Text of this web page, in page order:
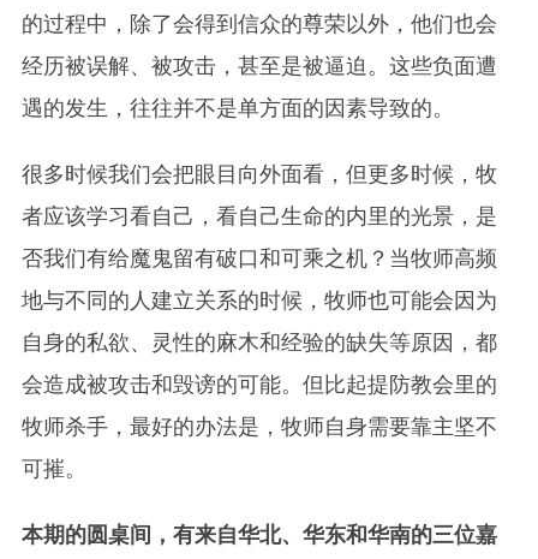
的过程中，除了会得到信众的尊荣以外，他们也会
经历被误解、被攻击，甚至是被逼迫。这些负面遭
遇的发生，往往并不是单方面的因素导致的。
很多时候我们会把眼目向外面看，但更多时候，牧
者应该学习看自己，看自己生命的内里的光景，是
否我们有给魔鬼留有破口和可乘之机？当牧师高频
地与不同的人建立关系的时候，牧师也可能会因为
自身的私欲、灵性的麻木和经验的缺失等原因，都
会造成被攻击和毁谤的可能。但比起提防教会里的
牧师杀手，最好的办法是，牧师自身需要靠主坚不
可摧。
本期的圆桌间，有来自华北、华东和华南的三位嘉